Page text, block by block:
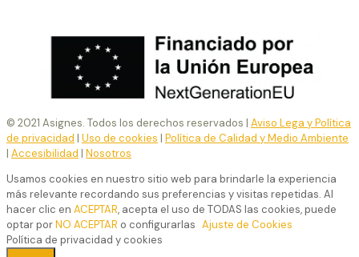
© 2021 Asignes. Todos los derechos reservados | Aviso Lega y Política
de privacidad | Uso de cookies | Política de Calidad y Medio Ambiente
| Accesibilidad | Nosotros
Usamos cookies en nuestro sitio web para brindarle la experiencia
más relevante recordando sus preferencias y visitas repetidas. Al
hacer clic en ACEPTAR, acepta el uso de TODAS las cookies, puede
optar porNO ACEPTAR o configurarlas Ajuste de Cookies
Política de privacidad y cookies